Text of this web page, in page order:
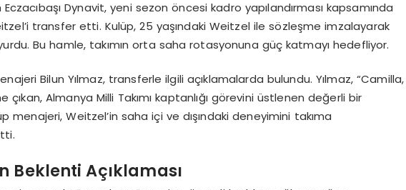
Dynavit, yeni sezon öncesi kadro yapılandırması kapsamında
transfer etti. Kulüp, 25 yaşındaki Weitzel ile sözleşme imzalayarak
Bu hamle, takımın orta saha rotasyonuna güç katmayı hedefliyor.
Bilun Yılmaz, transferle ilgili açıklamalarda bulundu. Yılmaz, “Camilla,
Almanya Milli Takımı kaptanlığı görevini üstlenen değerli bir
menajeri, Weitzel’in saha içi ve dışındaki deneyimini takıma
Beklenti Açıklaması